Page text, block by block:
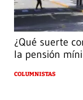
¿Qué suerte
la pensión
COLUMNISTAS